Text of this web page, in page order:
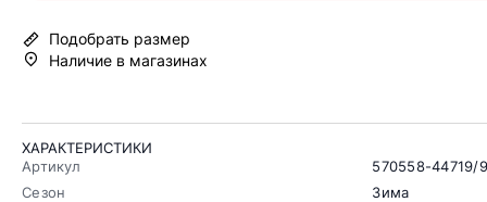
Подобрать размер
Наличие в магазинах
ХАРАКТЕРИСТИКИ
Артикул
570558-44719/
Сезон
Зима